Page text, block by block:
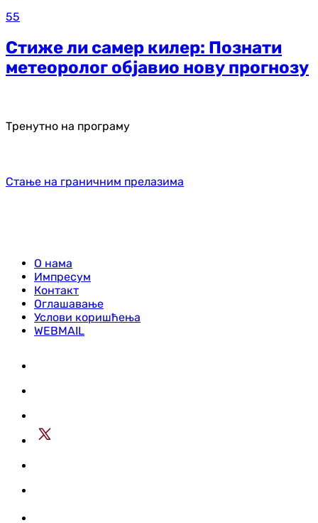
55
Стиже ли самер килер: Познати
метеоролог објавио нову прогнозу
Тренутно на програму
Стање на граничним прелазима
О нама
Импресум
Контакт
Оглашавање
Услови коришћења
WEBMAIL